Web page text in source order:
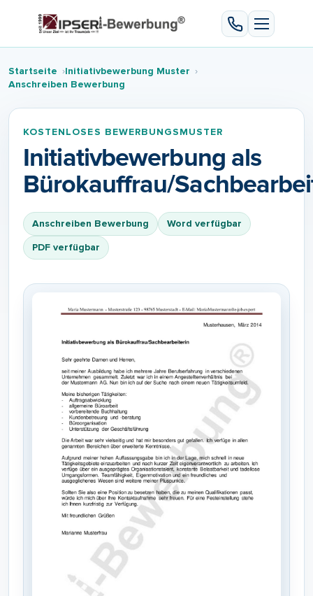
Startseite
Initiativbewerbung Muster
Anschreiben Bewerbung
KOSTENLOSES BEWERBUNGSMUSTER
Initiativbewerbung als
Bürokauffrau/
Anschreiben Bewerbung
Word verfügbar
PDF verfügbar